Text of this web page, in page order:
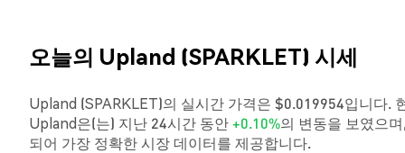
오늘의 Upland (SPARKLET) 시세
Upland (SPARKLET)의 실시간 가격은 $0.019954입니다.
Upland은(는) 지난 24시간 동안+0.10%의 변동을 보였으
되어 가장 정확한 시장 데이터를 제공합니다.